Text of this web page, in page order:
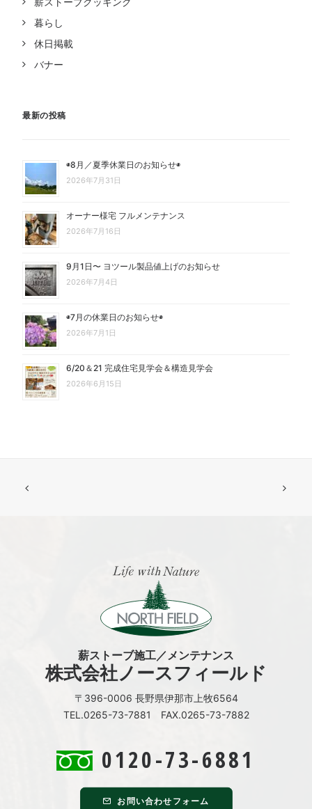
暮らし
休日掲載
バナー
最新の投稿
◉8月／夏季休業日のお知らせ◉
2026年7月31日
オーナー様宅 フルメンテナンス
2026年7月16日
9月1日〜 ヨツール製品値上げのお知らせ
2026年7月4日
◉7月の休業日のお知らせ◉
2026年7月1日
6/20＆21 完成住宅見学会＆構造見学会
2026年6月15日
薪ストーブ施工／メンテナンス
株式会社ノースフィールド
〒396-0006 長野県伊那市上牧6564
TEL.0265-73-7881 FAX.0265-73-7882
0120-73-6881
お問い合わせフォーム